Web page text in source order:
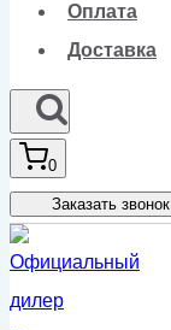
Оплата
Доставка
0
Заказать звонок